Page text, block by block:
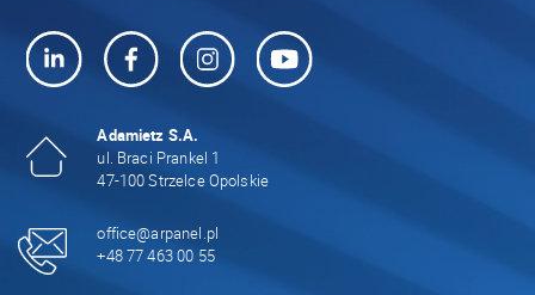
Adamietz S.A.
ul. Braci Prankel 1
47-100 Strzelce Opolskie
office@arpanel.pl
+48 77 463 00 55